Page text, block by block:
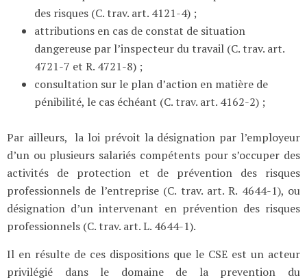
des risques (C. trav. art. 4121-4) ;
attributions en cas de constat de situation
dangereuse par l’inspecteur du travail (C. trav. art.
4721-7 et R. 4721-8) ;
consultation sur le plan d’action en matière de
pénibilité, le cas échéant (C. trav. art. 4162-2) ;
Par ailleurs, la loi prévoit la désignation par l’employeur
d’un ou plusieurs salariés compétents pour s’occuper des
activités de protection et de prévention des risques
professionnels de l’entreprise (C. trav. art. R. 4644-1), ou
désignation d’un intervenant en prévention des risques
professionnels (C. trav. art. L. 4644-1).
Il en résulte de ces dispositions que le CSE est un acteur
privilégié dans le domaine de la prevention du